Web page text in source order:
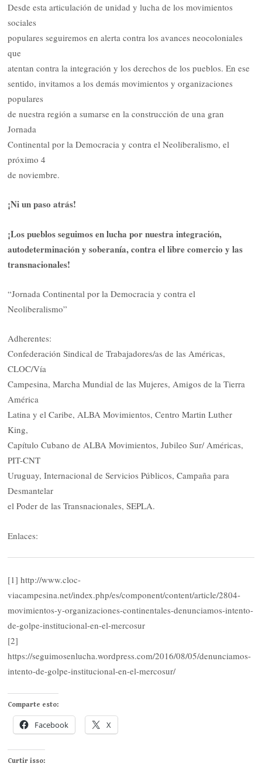
Desde esta articulación de unidad y lucha de los movimientos
sociales
populares seguiremos en alerta contra los avances neocoloniales
que
atentan contra la integración y los derechos de los pueblos. En ese
sentido, invitamos a los demás movimientos y organizaciones
populares
de nuestra región a sumarse en la construcción de una gran
Jornada
Continental por la Democracia y contra el Neoliberalismo, el
próximo 4
de noviembre.
¡Ni un paso atrás!
¡Los pueblos seguimos en lucha por nuestra integración,
autodeterminación y soberanía, contra el libre comercio y las
transnacionales!
“Jornada Continental por la Democracia y contra el
Neoliberalismo”
Adherentes:
Confederación Sindical de Trabajadores/as de las Américas,
CLOC/Vía
Campesina, Marcha Mundial de las Mujeres, Amigos de la Tierra
América
Latina y el Caribe, ALBA Movimientos, Centro Martin Luther
King,
Capítulo Cubano de ALBA Movimientos, Jubileo Sur/ Américas,
PIT-CNT
Uruguay, Internacional de Servicios Públicos, Campaña para
Desmantelar
el Poder de las Transnacionales, SEPLA.
Enlaces:
[1] http://www.cloc-
viacampesina.net/index.php/es/component/content/article/2804-
movimientos-y-organizaciones-continentales-denunciamos-intento-
de-golpe-institucional-en-el-mercosur
[2]
https://seguimosenlucha.wordpress.com/2016/08/05/denunciamos-
intento-de-golpe-institucional-en-el-mercosur/
Comparte esto:
Facebook X
Curtir isso: